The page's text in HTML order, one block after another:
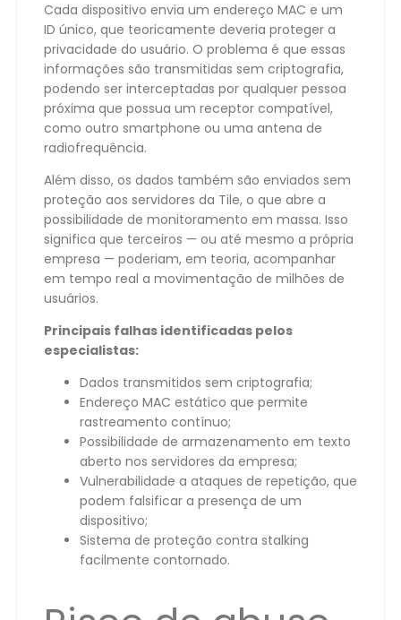
Cada dispositivo envia um endereço MAC e um
ID único, que teoricamente deveria proteger a
privacidade do usuário. O problema é que essas
informações são transmitidas sem criptografia,
podendo ser interceptadas por qualquer pessoa
próxima que possua um receptor compatível,
como outro smartphone ou uma antena de
radiofrequência.
Além disso, os dados também são enviados sem
proteção aos servidores da Tile, o que abre a
possibilidade de monitoramento em massa. Isso
significa que terceiros — ou até mesmo a própria
empresa — poderiam, em teoria, acompanhar
em tempo real a movimentação de milhões de
usuários.
Principais falhas identificadas pelos
especialistas:
Dados transmitidos sem criptografia;
Endereço MAC estático que permite
rastreamento contínuo;
Possibilidade de armazenamento em texto
aberto nos servidores da empresa;
Vulnerabilidade a ataques de repetição, que
podem falsificar a presença de um
dispositivo;
Sistema de proteção contra stalking
facilmente contornado.